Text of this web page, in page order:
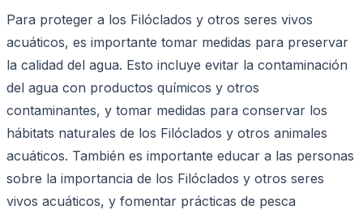
Para proteger a los Filóclados y otros seres vivos
acuáticos, es importante tomar medidas para preservar
la calidad del agua. Esto incluye evitar la contaminación
del agua con productos químicos y otros
contaminantes, y tomar medidas para conservar los
hábitats naturales de los Filóclados y otros animales
acuáticos. También es importante educar a las personas
sobre la importancia de los Filóclados y otros seres
vivos acuáticos, y fomentar prácticas de pesca